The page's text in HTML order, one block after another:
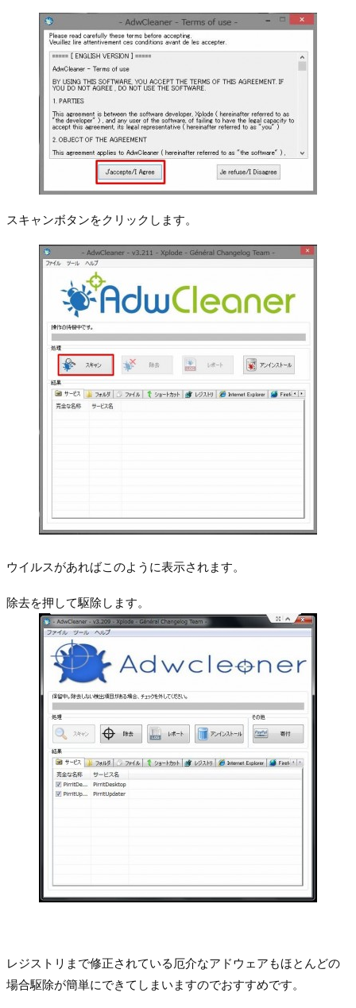
スキャンボタンをクリックします。
ウイルスがあればこのように表示されます。
除去を押して駆除します。
レジストリまで修正されている厄介なアドウェアもほとんどの
場合駆除が簡単にできてしまいますのでおすすめです。